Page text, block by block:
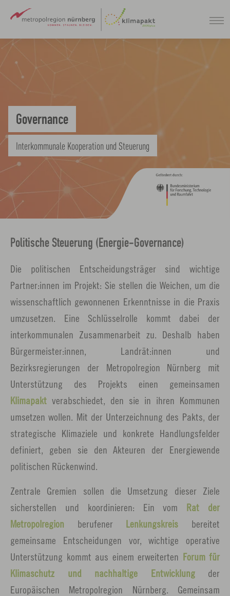
Zum
Hauptinhalt
springen
Governance
Interkommunale Kooperation und Steuerung
Politische Steuerung (Energie-Governance)
Die politischen Entscheidungsträger sind wichtige
Partner:innen im Projekt: Sie stellen die Weichen, um die
wissenschaftlich gewonnenen Erkenntnisse in die Praxis
umzusetzen. Eine Schlüsselrolle kommt dabei der
interkommunalen Zusammenarbeit zu. Deshalb haben
Bürgermeister:innen, Landrät:innen und
Bezirksregierungen der Metropolregion Nürnberg mit
Unterstützung des Projekts einen gemeinsamen
Klimapakt verabschiedet, den sie in ihren Kommunen
umsetzen wollen. Mit der Unterzeichnung des Pakts, der
strategische Klimaziele und konkrete Handlungsfelder
definiert, geben sie den Akteuren der Energiewende
politischen Rückenwind.
Zentrale Gremien sollen die Umsetzung dieser Ziele
sicherstellen und koordinieren: Ein vom Rat der
Metropolregion berufener Lenkungskreis bereitet
gemeinsame Entscheidungen vor, wichtige operative
Unterstützung kommt aus einem erweiterten Forum für
Klimaschutz und nachhaltige Entwicklungder
Europäischen Metropolregion Nürnberg. Gemeinsam